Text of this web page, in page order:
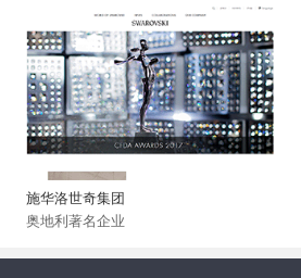
施华洛世奇集团
奥地利著名企业